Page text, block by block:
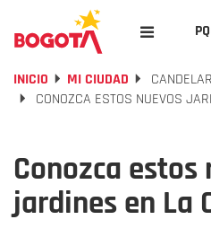
INICIO MI CIUDAD
CONOZCA ESTOS NUEVOS
Conozca estos
jardines en La